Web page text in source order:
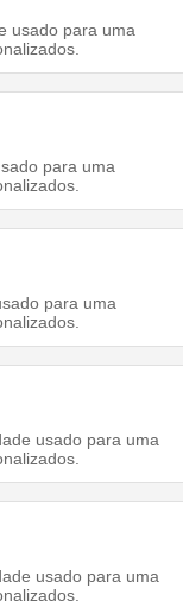
usado para uma
para uma
para uma
usado para uma
usado para uma